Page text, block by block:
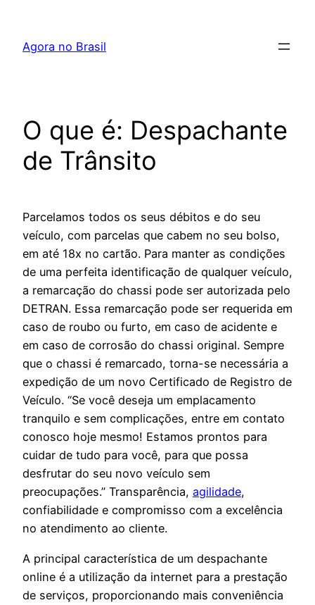
Agora no Brasil
O que é: Despachante
de Trânsito
Parcelamos todos os seus débitos e do seu
veículo, com parcelas que cabem no seu bolso,
em até 18x no cartão. Para manter as condições
de uma perfeita identificação de qualquer veículo,
a remarcação do chassi pode ser autorizada pelo
DETRAN. Essa remarcação pode ser requerida em
caso de roubo ou furto, em caso de acidente e
em caso de corrosão do chassi original. Sempre
que o chassi é remarcado, torna-se necessária a
expedição de um novo Certificado de Registro de
Veículo. “Se você deseja um emplacamento
tranquilo e sem complicações, entre em contato
conosco hoje mesmo! Estamos prontos para
cuidar de tudo para você, para que possa
desfrutar do seu novo veículo sem
preocupações.” Transparência, agilidade,
confiabilidade e compromisso com a excelência
no atendimento ao cliente.
A principal característica de um despachante
online é a utilização da internet para a prestação
de serviços, proporcionando mais conveniência